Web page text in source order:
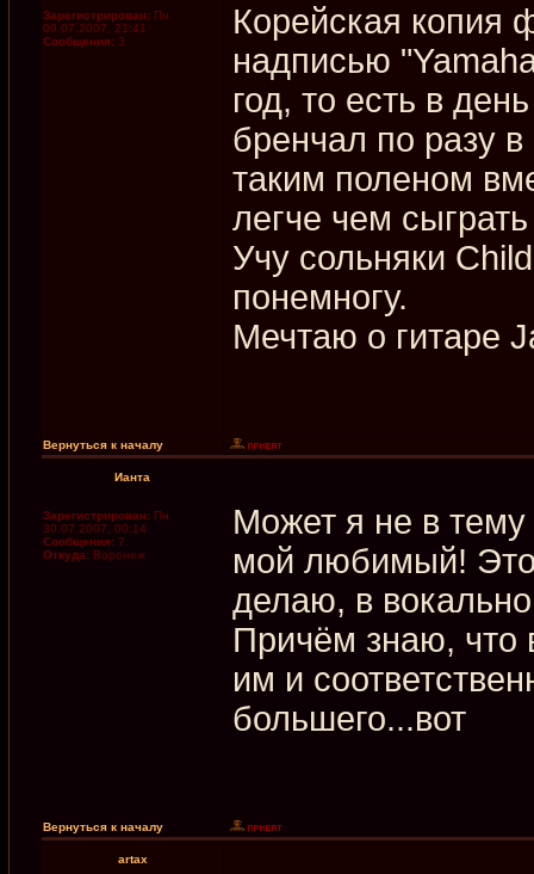
Зарегистрирован: Пн
09.07.2007, 21:41
Сообщения: 3
Корейская копия
надписью
год, то есть в
бренчал по разу
таким поленом
легче чем
Учу сольняки
понемногу.
Мечтаю о гитаре
Вернуться к началу
Ианта
Зарегистрирован: Пн
30.07.2007, 00:14
Сообщения: 7
Откуда: Воронеж
Может я не в
мой любимый! Это
делаю, в
Причём знаю, что
им и
большего...вот
Вернуться к началу
artax